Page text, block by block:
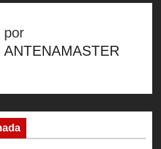
por
ANTENAMASTER